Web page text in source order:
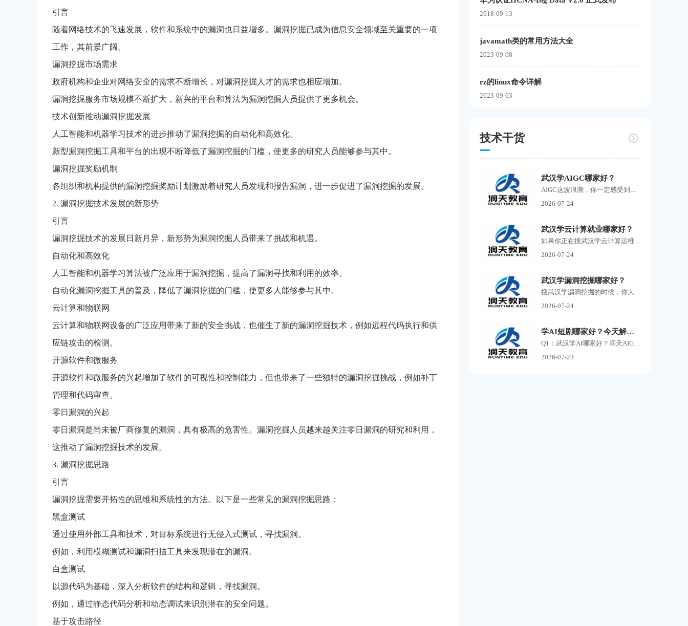
引言
随着网络技术的飞速发展，软件和系统中的漏洞也日益增多。漏洞挖掘已成为信息安全领域至关重要的一项
工作，其前景广阔。
漏洞挖掘市场需求
政府机构和企业对网络安全的需求不断增长，对漏洞挖掘人才的需求也相应增加。
漏洞挖掘服务市场规模不断扩大，新兴的平台和算法为漏洞挖掘人员提供了更多机会。
技术创新推动漏洞挖掘发展
人工智能和机器学习技术的进步推动了漏洞挖掘的自动化和高效化。
新型漏洞挖掘工具和平台的出现不断降低了漏洞挖掘的门槛，使更多的研究人员能够参与其中。
漏洞挖掘奖励机制
各组织和机构提供的漏洞挖掘奖励计划激励着研究人员发现和报告漏洞，进一步促进了漏洞挖掘的发展。
2. 漏洞挖掘技术发展的新形势
引言
漏洞挖掘技术的发展日新月异，新形势为漏洞挖掘人员带来了挑战和机遇。
自动化和高效化
人工智能和机器学习算法被广泛应用于漏洞挖掘，提高了漏洞寻找和利用的效率。
自动化漏洞挖掘工具的普及，降低了漏洞挖掘的门槛，使更多人能够参与其中。
云计算和物联网
云计算和物联网设备的广泛应用带来了新的安全挑战，也催生了新的漏洞挖掘技术，例如远程代码执行和供
应链攻击的检测。
开源软件和微服务
开源软件和微服务的兴起增加了软件的可视性和控制能力，但也带来了一些独特的漏洞挖掘挑战，例如补丁
管理和代码审查。
零日漏洞的兴起
零日漏洞是尚未被厂商修复的漏洞，具有极高的危害性。漏洞挖掘人员越来越关注零日漏洞的研究和利用，
这推动了漏洞挖掘技术的发展。
3. 漏洞挖掘思路
引言
漏洞挖掘需要开拓性的思维和系统性的方法。以下是一些常见的漏洞挖掘思路：
黑盒测试
通过使用外部工具和技术，对目标系统进行无侵入式测试，寻找漏洞。
例如，利用模糊测试和漏洞扫描工具来发现潜在的漏洞。
白盒测试
以源代码为基础，深入分析软件的结构和逻辑，寻找漏洞。
例如，通过静态代码分析和动态调试来识别潜在的安全问题。
基于攻击路径
2018-09-13
javamath类的常用方法大全
2023-09-08
rz的linux命令详解
2023-09-03
技术干货
武汉学AIGC哪家好？
AIGC这波浪潮，你一定感受到了。 刷抖音到处是AI生成的短剧，刷小红书满屏AI绘画作品，朋友圈里有人开始靠AI接单赚钱了。搜武汉学AIGC的人越来越多，但问题也随之而来培训机构如雨...
2026-07-24
武汉学云计算就业哪家好？
如果你正在搜武汉学云计算运维，大概率已经发现了一个问题：满屏的培训机构广告，每家都说自己名师授课、实战教学、高薪就业，但到底哪家靠谱，根本分不清。 云计算运维这个方...
2026-07-24
武汉学漏洞挖掘哪家好？
搜武汉学漏洞挖掘的时候，你大概率已经刷到过一堆培训机构的广告了。 有打着零基础包就业旗号的，有号称30天速成渗透测试的，还有把你拉进群先听一节免费课再疯狂推销的。 说实...
2026-07-24
学AI短剧哪家好？今天解析ai课程的常见问答
Q1：武汉学AI哪家好？润天AIGC影视商业班适合零基础小白吗？ A：润天教育是武汉专业AI短剧、AI漫剧培训机构，零基础完全可以报名。课程不要求美术、剪辑、影视专业功底，从AI提示词...
2026-07-23